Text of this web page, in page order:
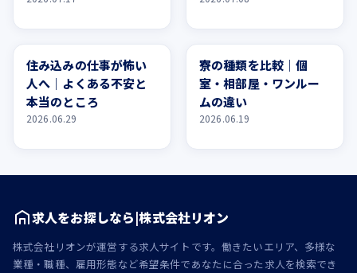
寮・住まい
住み込みの仕事が怖い
人へ｜よくある不安と
本当のところ
2026.06.29
寮・住まい
寮の種類を比較｜個
室・相部屋・ワンルー
ムの違い
2026.06.19
求人をお探しなら|株式会社リオン
株式会社リオンが運営する求人サイトです。働きたいエリア、多様な
業種・職種、雇用形態など希望条件であなたに合った求人を検索でき